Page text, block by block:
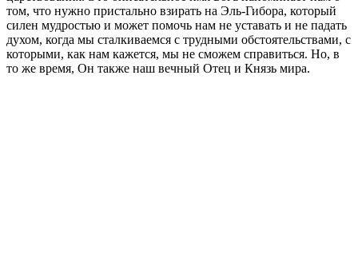
том, что нужно пристально взирать на Эль-Гибора, который
силен мудростью и может помочь нам не уставать и не падать
духом, когда мы сталкиваемся с трудными обстоятельствами, с
которыми, как нам кажется, мы не сможем справиться. Но, в
то же время, Он также наш вечный Отец и Князь мира.